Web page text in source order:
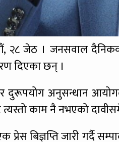
२८ जेठ । जनसवाल
दिएका छन् ।
दुरूपयोग अनुसन्धान
काम नै नभएको
प्रेस बिज्ञप्ति जारी गर्दै